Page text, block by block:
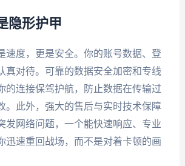
隐形护甲
速度，更是安全。你的账号数据、登
真对待。可靠的数据安全加密和专线
的连接保驾护航，防止数据在传输过
。此外，强大的售后与实时技术保障
发网络问题，一个能快速响应、专业
迅速重回战场，而不是对着卡顿的画